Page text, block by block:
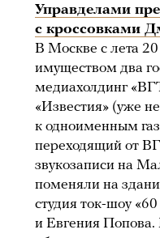
Управделами
с кроссовками
В Москве с лета
имуществом два
медиахолдинг
«Известия» (уже
к одноименным
переходящий от
звукозаписи на
поменяли на
студия ток-шоу
и Евгения